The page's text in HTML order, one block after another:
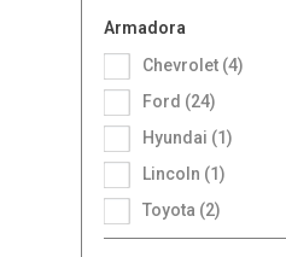
Armadora
Chevrolet (4)
Ford (24)
Hyundai (1)
Lincoln (1)
Toyota (2)